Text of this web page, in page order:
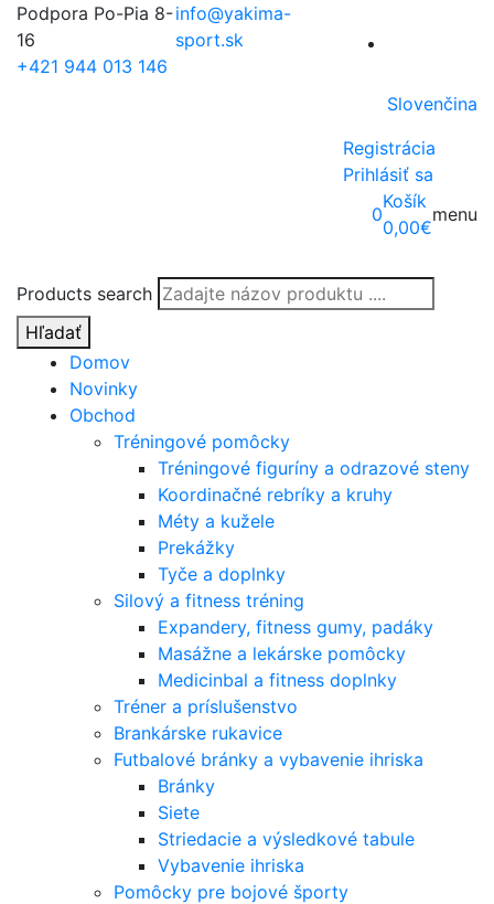
Podpora Po-Pia 8-
16
+421 944 013 146
info@yakima-
sport.sk
Slovenčina
Registrácia
Prihlásiť sa
Products search
Hľadať
0
Košík
0,00€
menu
Domov
Novinky
Obchod
Tréningové pomôcky
Tréningové figuríny a odrazové steny
Koordinačné rebríky a kruhy
Méty a kužele
Prekážky
Tyče a doplnky
Silový a fitness tréning
Expandery, fitness gumy, padáky
Masážne a lekárske pomôcky
Medicinbal a fitness doplnky
Tréner a príslušenstvo
Brankárske rukavice
Futbalové bránky a vybavenie ihriska
Bránky
Siete
Striedacie a výsledkové tabule
Vybavenie ihriska
Pomôcky pre bojové športy